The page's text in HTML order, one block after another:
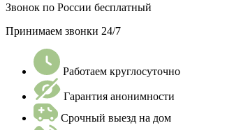
Звонок по России бесплатный
Принимаем звонки 24/7
Работаем круглосуточно
Гарантия анонимности
Срочный выезд на дом